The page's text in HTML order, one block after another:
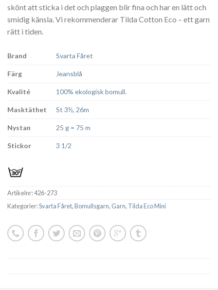
skönt att sticka i det och plaggen blir fina och har en lätt och
smidig känsla. Vi rekommenderar Tilda Cotton Eco – ett garn
rätt i tiden.
Brand Svarta Fåret
Färg Jeansblå
Kvalité 100% ekologisk bomull.
Masktäthet St 3½, 26m
Nystan 25 g = 75 m
Stickor 3 1/2
Artikelnr:426-273
Kategorier:Svarta Fåret,Bomullsgarn, Garn, Tilda Eco Mini